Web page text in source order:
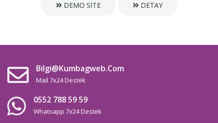
DEMO SİTE DETAY
Bilgi@kumbagweb.com
Mail 7x24 Destek
0552 788 59 59
Whatsapp 7x24 Destek